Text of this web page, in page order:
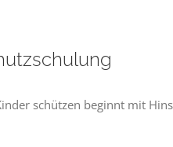
schützen beginnt mit